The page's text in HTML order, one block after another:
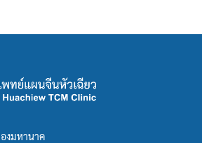
งมหานาค